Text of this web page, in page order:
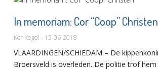
In memoriam: Cor “Coop” Christen
Kor Kegel - 15-06-2018
VLAARDINGEN/SCHIEDAM – De
Broersveld is overleden. De politie trof